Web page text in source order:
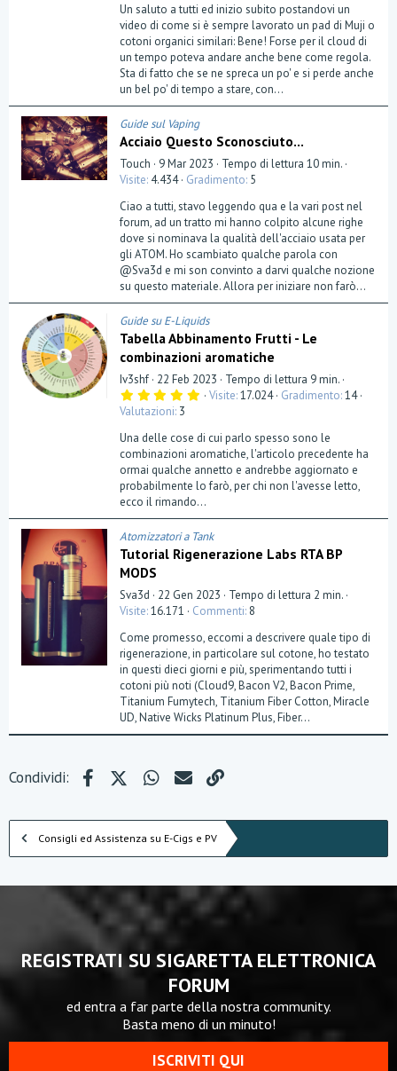
s
e
l
l
a
(
e
)
Un saluto a tutti ed inizio subito postandovi un
video di come si è sempre lavorato un pad di Muji o
cotoni organici similari: Bene! Forse per il cloud di
un tempo poteva andare anche bene come regola.
Sta di fatto che se ne spreca un po' e si perde anche
un bel po' di tempo a stare, con...
Guide sul Vaping
Acciaio Questo Sconosciuto...
Touch 9 Mar 2023
Tempo di lettura 10 min.
Visite 4.434 Gradimento 5
Ciao a tutti, stavo leggendo qua e la vari post nel
forum, ad un tratto mi hanno colpito alcune righe
dove si nominava la qualità dell'acciaio usata per
gli ATOM. Ho scambiato qualche parola con
@Sva3d e mi son convinto a darvi qualche nozione
su questo materiale. Allora per iniziare non farò...
Guide su E-Liquids
Tabella Abbinamento Frutti - Le
combinazioni aromatiche
Iv3shf 22 Feb 2023
Tempo di lettura 9 min.
5
s
t
l
l
(
e
)
Visite 17.024 Gradimento 14
Valutazioni 3
Una delle cose di cui parlo spesso sono le
combinazioni aromatiche, l'articolo precedente ha
ormai qualche annetto e andrebbe aggiornato e
probabilmente lo farò, per chi non l'avesse letto,
ecco il rimando...
Atomizzatori a Tank
Tutorial Rigenerazione Labs RTA BP
MODS
Sva3d 22 Gen 2023
Tempo di lettura 2 min.
Visite 16.171 Commenti 8
Come promesso, eccomi a descrivere quale tipo di
rigenerazione, in particolare sul cotone, ho testato
in questi dieci giorni e più, sperimentando tutti i
cotoni più noti (Cloud9, Bacon V2, Bacon Prime,
Titanium Fumytech, Titanium Fiber Cotton, Miracle
UD, Native Wicks Platinum Plus, Fiber...
Condividi: FacebookX (Twitter)WhatsApp
e-mail
Consigli ed Assistenza su E-Cigs e PV
REGISTRATI SU SIGARETTA ELETTRONICA
FORUM
ed entra a far parte della nostra community.
Basta meno di un minuto!
ISCRIVITI QUI